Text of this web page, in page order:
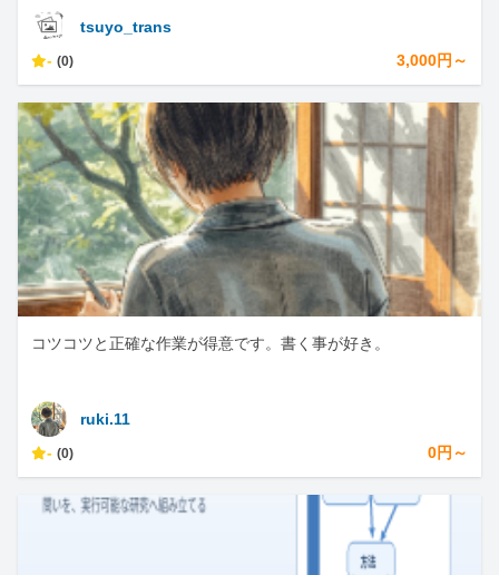
tsuyo_trans
- (0) 3,000円～
コツコツと正確な作業が得意です。書く事が好き。
ruki.11
- (0) 0円～